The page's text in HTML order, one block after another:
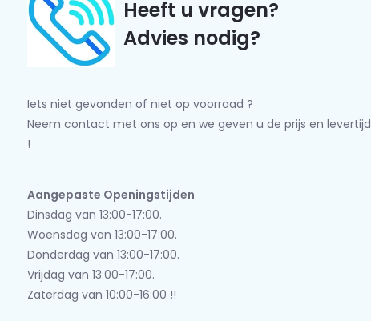
Heeft u vragen?
Advies nodig?
Iets niet gevonden of niet op voorraad ?
Neem contact met ons op en we geven u de prijs en levertijd
!
Aangepaste Openingstijden
Dinsdag van 13:00-17:00.
Woensdag van 13:00-17:00.
Donderdag van 13:00-17:00.
Vrijdag van 13:00-17:00.
Zaterdag van 10:00-16:00 !!